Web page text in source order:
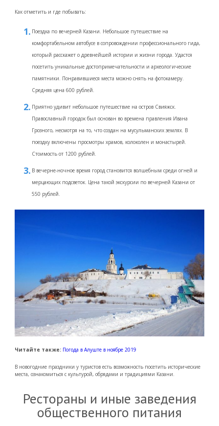
Как отметить и где побывать:
Поездка по вечерней Казани. Небольшое путешествие на
комфортабельном автобусе в сопровождении профессионального гида,
который расскажет о древнейшей истории и жизни города. Удастся
посетить уникальные достопримечательности и археологические
памятники. Понравившиеся места можно снять на фотокамеру.
Средняя цена 600 рублей.
Приятно удивит небольшое путешествие на остров Свияжск.
Православный городок был основан во времена правления Ивана
Грозного, несмотря на то, что создан на мусульманских землях. В
поездку включены просмотры храмов, колоколен и монастырей.
Стоимость от 1200 рублей.
В вечерне-ночное время город становится волшебным среди огней и
мерцающих подсветок. Цена такой экскурсии по вечерней Казани от
550 рублей.
Читайте также: Погода в Алуште в ноябре 2019
В новогодние праздники у туристов есть возможность посетить исторические
места, ознакомиться с культурой, обрядами и традициями Казани.
Рестораны и иные заведения
общественного питания